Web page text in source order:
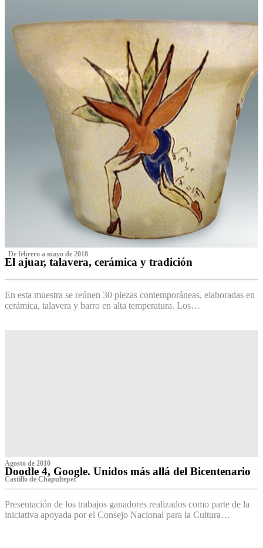
‌ De febrero a mayo de 2018
El ajuar, talavera, cerámica y tradición
En esta muestra se reúnen 30 piezas contemporáneas, elaboradas en
cerámica, talavera y barro en alta temperatura. Los…
Agosto de 2010
Doodle 4, Google. Unidos más allá del Bicentenario
Castillo de Chapultepec
Presentación de los trabajos ganadores realizados como parte de la
iniciativa apoyada por el Consejo Nacional para la Cultura…